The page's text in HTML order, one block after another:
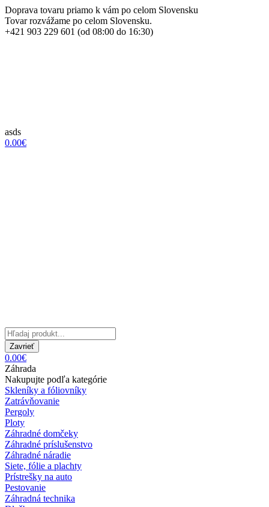
Doprava tovaru priamo k vám po celom Slovensku
Tovar rozvážame po celom Slovensku.
+421 903 229 601 (od 08:00 do 16:30)
asds
0.00€
Zavrieť
0.00€
Záhrada
Nakupujte podľa kategórie
Skleníky a fóliovníky
Zatrávňovanie
Pergoly
Ploty
Záhradné domčeky
Záhradné príslušenstvo
Záhradné náradie
Siete, fólie a plachty
Prístrešky na auto
Pestovanie
Záhradná technika